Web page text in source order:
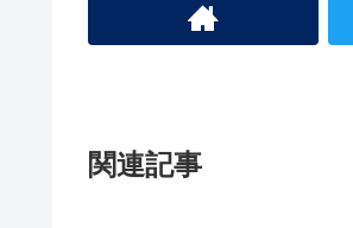
関連記事